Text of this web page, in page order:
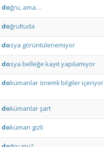
doğru, ama…
doğrultuda
dosya görüntülenemiyor
dosya belleğe kayıtyapılamıyor
dokümanlar önemli bilgileriçeriyor
dokümanlarşart
doküman gizli